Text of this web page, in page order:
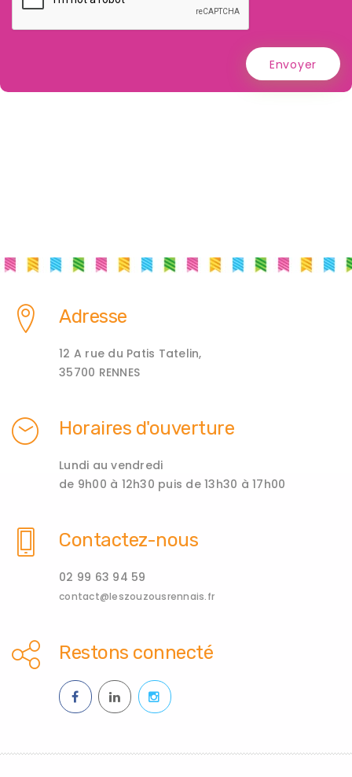
Envoyer
Adresse
12 A rue du Patis Tatelin,
35700 RENNES
Horaires d'ouverture
Lundi au vendredi
de 9h00 à 12h30 puis de 13h30 à 17h00
Contactez-nous
02 99 63 94 59
contact@leszouzousrennais.fr
Restons connecté